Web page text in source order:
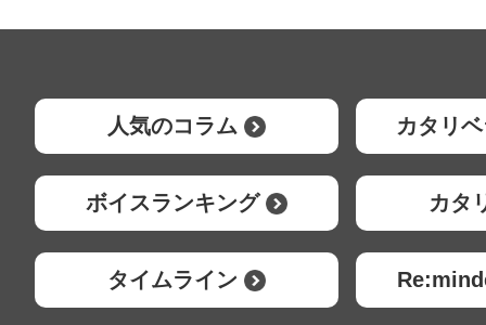
人気のコラム カタリ
ボイスランキング カタ
タイムライン